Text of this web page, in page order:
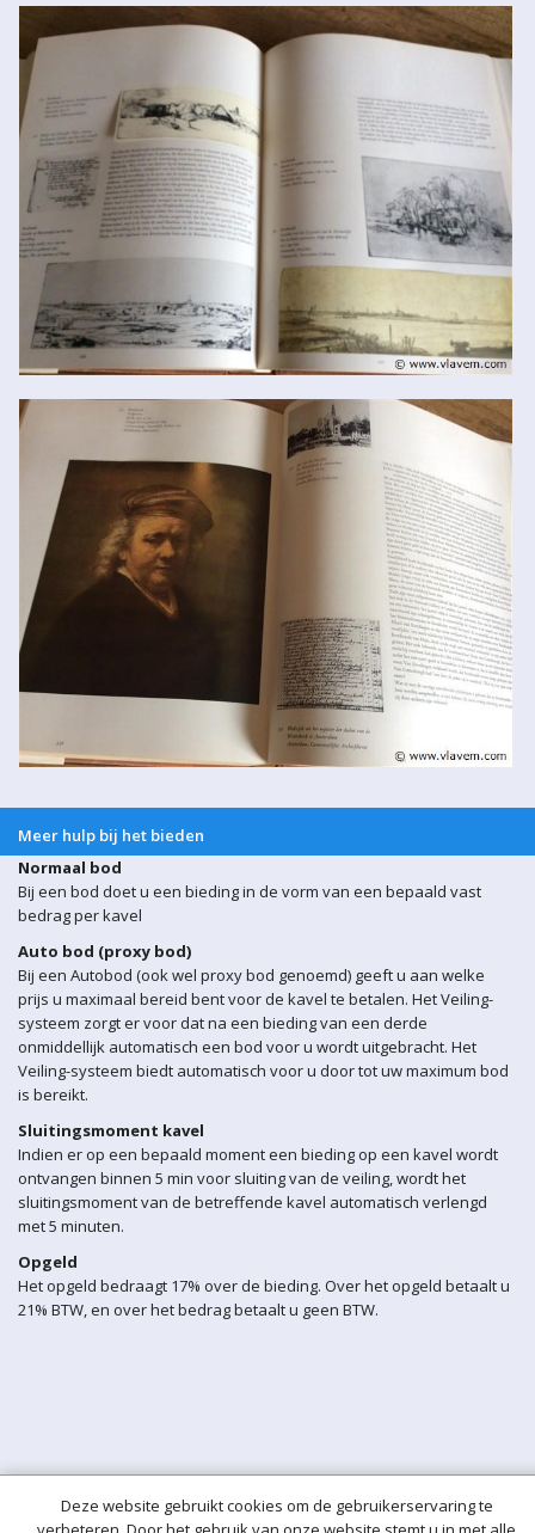
Meer hulp bij het bieden
Normaal bod
Bij een bod doet u een bieding in de vorm van een bepaald vast
bedrag per kavel
Auto bod (proxy bod)
Bij een Autobod (ook wel proxy bod genoemd) geeft u aan welke
prijs u maximaal bereid bent voor de kavel te betalen. Het Veiling-
systeem zorgt er voor dat na een bieding van een derde
onmiddellijk automatisch een bod voor u wordt uitgebracht. Het
Veiling-systeem biedt automatisch voor u door tot uw maximum bod
is bereikt.
Sluitingsmoment kavel
Indien er op een bepaald moment een bieding op een kavel wordt
ontvangen binnen 5 min voor sluiting van de veiling, wordt het
sluitingsmoment van de betreffende kavel automatisch verlengd
met 5 minuten.
Opgeld
Het opgeld bedraagt 17% over de bieding. Over het opgeld betaalt u
21% BTW, en over het bedrag betaalt u geen BTW.
Deze website gebruikt cookies om de gebruikerservaring te